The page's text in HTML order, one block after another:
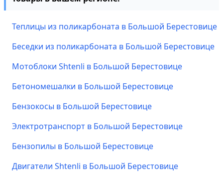
Теплицы из поликарбоната в Большой Берестовице
Беседки из поликарбоната в Большой Берестовице
Мотоблоки Shtenli в Большой Берестовице
Бетономешалки в Большой Берестовице
Бензокосы в Большой Берестовице
Электротранспорт в Большой Берестовице
Бензопилы в Большой Берестовице
Двигатели Shtenli в Большой Берестовице